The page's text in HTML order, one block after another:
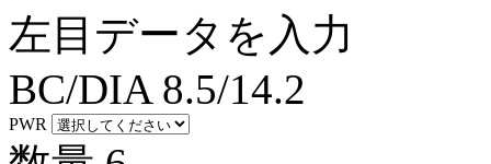
左目データを入力
BC/DIA 8.5/14.2
PWR